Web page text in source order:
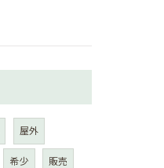
屋外
希少 販売